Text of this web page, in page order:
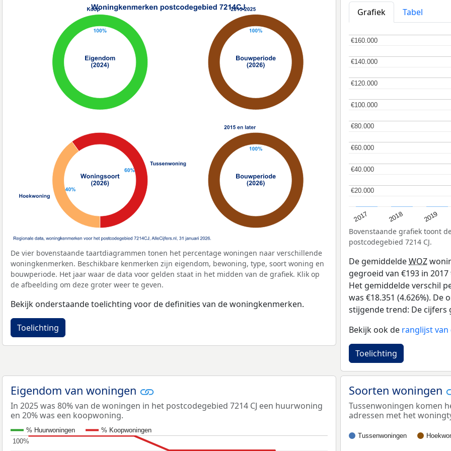
De vier bovenstaande taartdiagrammen tonen het percentage woningen naar verschillende
woningkenmerken. Beschikbare kenmerken zijn eigendom, bewoning, type, soort woning en
bouwperiode. Het jaar waar de data voor gelden staat in het midden van de grafiek. Klik op
de afbeelding om deze groter weer te geven.
Bekijk onderstaande toelichting voor de definities van de woningkenmerken.
Toelichting
Grafiek
Tabel
2017 2018 2019
€20.000
€20.000
€40.000
€40.000
€60.000
€60.000
€80.000
€80.000
€100.000
€100.000
€120.000
€120.000
€140.000
€140.000
€160.000
€160.000
Bovenstaande grafiek toont
postcodegebied 7214 CJ.
De gemiddeldeWOZ
gegroeid van €193 in
Het gemiddelde verschil
was €18.351 (4.626%).
stijgende trend: De cijfers
Bekijk ook de ranglijst
Toelichting
Eigendom van woningen
In 2025 was 80% van de woningen in het postcodegebied 7214 CJ een huurwoning
en 20% was een koopwoning.
% Huurwoningen
% Koopwoningen
100%
100%
Soorten woningen
Tussenwoningen komen
adressen met het
Tussenwoningen